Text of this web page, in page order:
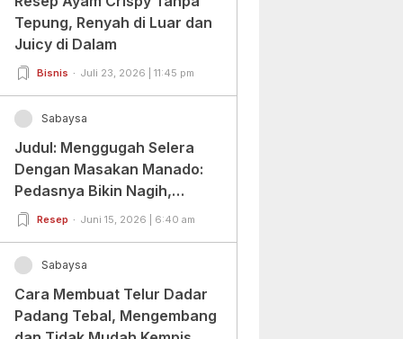
Tepung, Renyah di Luar dan
Juicy di Dalam
Bisnis Juli 23, 2026 | 11:45 pm
Sabaysa
Judul: Menggugah Selera
Dengan Masakan Manado:
Pedasnya Bikin Nagih,
Ragamnya Bikin Ketagihan!
Resep Juni 15, 2026 | 6:40 am
Sabaysa
Cara Membuat Telur Dadar
Padang Tebal, Mengembang